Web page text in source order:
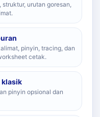
urutan goresan,
pinyin, tracing, dan
cetak.
klasik
pinyin opsional dan